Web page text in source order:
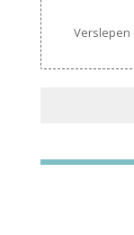
Verslepen